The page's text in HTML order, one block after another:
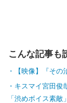
こんな記事も
【映像】『そ
キスマイ宮田俊
「渋めボイス素